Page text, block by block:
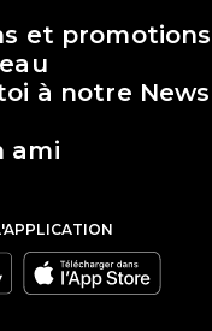
Passione
et promotions
à notre
ami
Apple